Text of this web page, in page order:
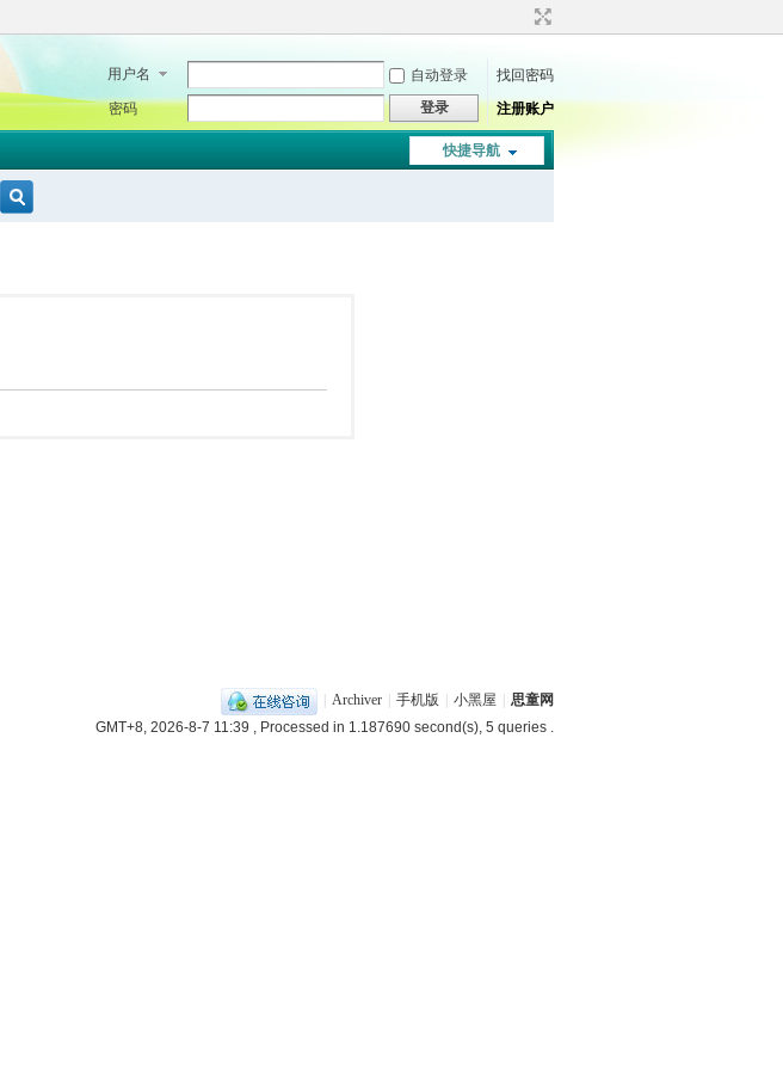
用户名 自动登录
找回密码
密码
登录 注册账户
快捷导航
Archiver 手机版 小黑屋
思童网
GMT+8, 2026-8-7 11:39 , Processed in 1.187690 second(s), 5 queries .